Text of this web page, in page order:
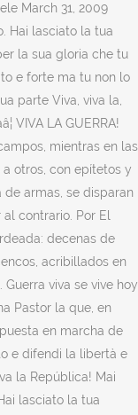
March 31, 2009
Hai lasciato la tua
la sua gloria che tu
e forte ma tu non lo
parte Viva, viva la,
VIVA LA GUERRA!
mientras en las
otros, con epítetos y
armas, se disparan
contrario. Por El
decenas de
acribillados en
Guerra viva se vive hoy
Pastor la que, en
en marcha de
e difendi la libertà e
la República! Mai
lasciato la tua